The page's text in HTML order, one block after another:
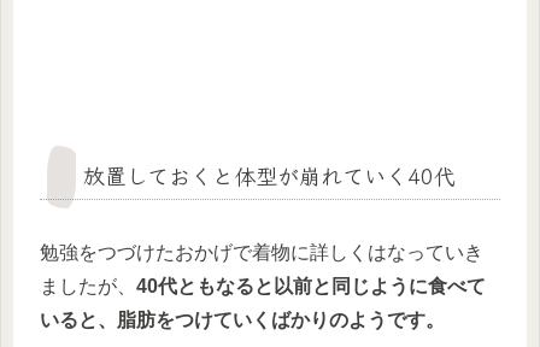
放置しておくと体型が崩れていく40代
勉強をつづけたおかげで着物に詳しくはなっていき
ましたが、 40代ともなると以前と同じように食べて
いると、脂肪をつけていくばかりのようです。